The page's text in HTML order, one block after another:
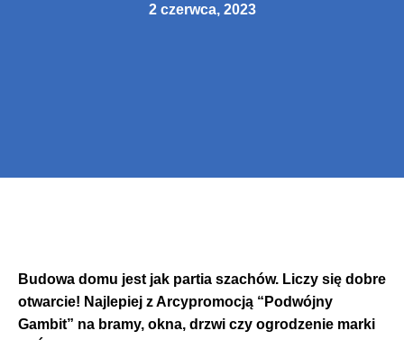
2 czerwca, 2023
Budowa domu jest jak partia szachów. Liczy się dobre
otwarcie! Najlepiej z Arcypromocją “Podwójny
Gambit” na bramy, okna, drzwi czy ogrodzenie marki